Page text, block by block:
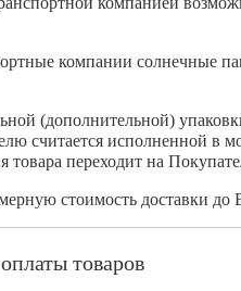
компании солнечные
(дополнительной)
считается исполненной
переходит на
стоимость доставки
товаров